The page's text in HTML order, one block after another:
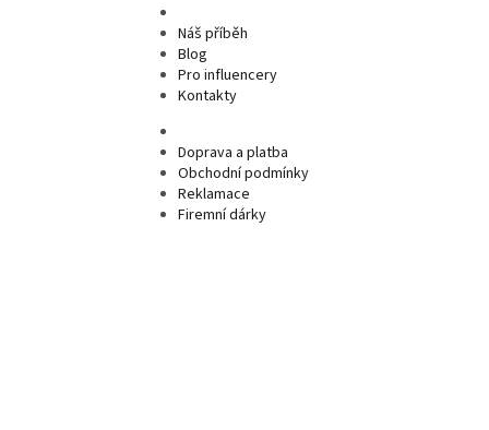
Náš příběh
Blog
Pro influencery
Kontakty
Doprava a platba
Obchodní podmínky
Reklamace
Firemní dárky